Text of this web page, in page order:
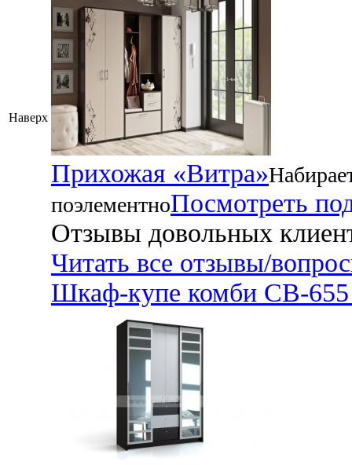
Наверх
Прихожая «Витра»
поэлементноПосмотреть
Отзывы довольных
Читать все отзывы/
Шкаф-купе комби СВ-